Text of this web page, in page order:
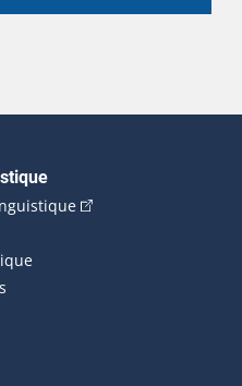
(Cet hyperlien